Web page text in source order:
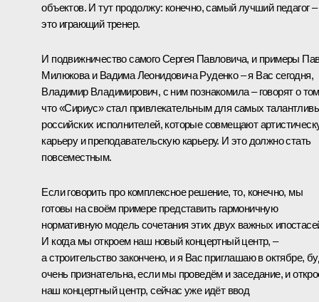
объектов. И тут продолжу: конечно, самый лучший педагог –
это играющий тренер.
И подвижничество самого Сергея Павловича, и примеры
Милюкова и Вадима Леонидовича Руденко – я Вас сегодня,
Владимир Владимирович, с ним познакомила – говорят о
что «Сириус» стал привлекательным для самых
российских исполнителей, которые совмещают
карьеру и преподавательскую карьеру. И это должно стать
повсеместным.
Если говорить про комплексное решение, то, конечно, мы
готовы на своём примере представить гармоничную
нормативную модель сочетания этих двух важных
И когда мы откроем наш новый концертный центр, –
а строительство закончено, и я Вас приглашаю в октябре,
очень признательна, если мы проведём и заседание, и
наш концертный центр, сейчас уже идёт ввод